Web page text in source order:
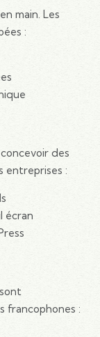
main. Les
:
des
entreprises :
écran
francophones :